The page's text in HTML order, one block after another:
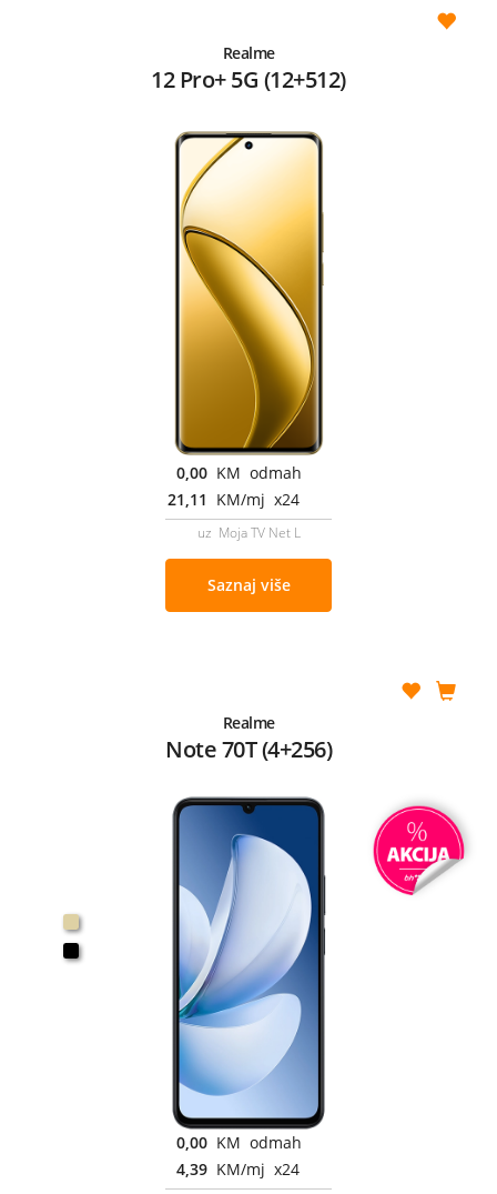
Realme
12 Pro+ 5G (12+512)
0,00 KM odmah
21,11 KM/mj x24
uz Moja TV Net L
Saznaj više
Realme
Note 70T (4+256)
0,00 KM odmah
4,39 KM/mj x24